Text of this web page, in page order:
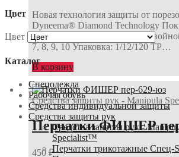
Новая технология защиты от
Dyneema® Diamond Technology
Длина: 230-260 мм Манжет:
7, 8, 9, 10 Упаковка: 1/12/120 ТР…
В корзину
Средства защиты рук - Manipula
Перчатки ФИШЕР
450 ₽
Цвет
Цвет
Каталог
Спецодежда
Рабочая обувь
Средства индивидуальной защиты
Средства защиты рук
Средства защиты рук -
Specialist™
Перчатки трикотажные Спец-